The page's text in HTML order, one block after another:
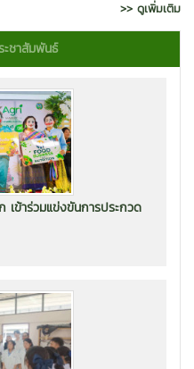
>> ดูเพิ่มเติม
ะชาสัมพันธ์
เข้าร่วมแข่งขันการประกวด